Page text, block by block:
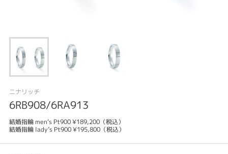
ニナリッチ
6RB908/6RA913
結婚指輪 men‘s Pt900 ¥189,200（税込）
結婚指輪 lady’s Pt900 ¥195,800（税込）